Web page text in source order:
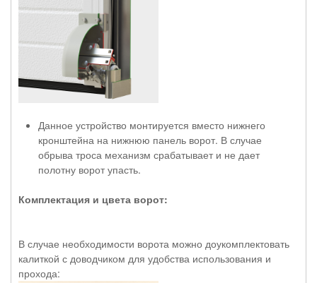
Данное устройство монтируется вместо нижнего
кронштейна на нижнюю панель ворот. В случае
обрыва троса механизм срабатывает и не дает
полотну ворот упасть.
Комплектация и цвета ворот:
В случае необходимости ворота можно доукомплектовать
калиткой с доводчиком для удобства использования и
прохода: